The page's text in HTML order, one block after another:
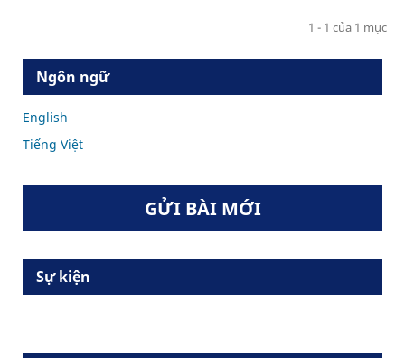
1 - 1 của 1 mục
Ngôn ngữ
English
Tiếng Việt
GỬI BÀI MỚI
Sự kiện